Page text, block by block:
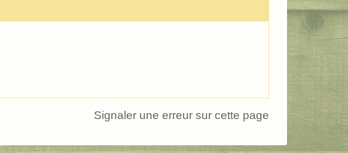
Signaler une erreur sur cette page